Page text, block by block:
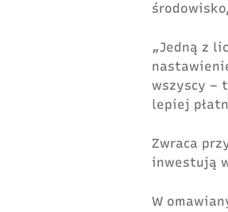
„Jedną z
wszyscy –
lepiej
Zwraca
inwestują
W